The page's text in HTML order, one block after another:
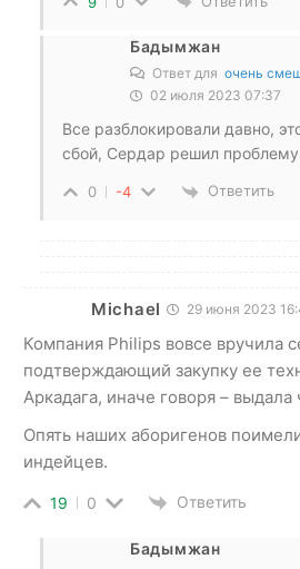
Бадымжан
Ответ для очень
02 июля 2023 07:37
Все разблокировали давно,
сбой, Сердар решил
0 -4 Ответить
Michael 29 июня 2023
Компания Philips вовсе вручила
подтверждающий закупку ее
Аркадага, иначе говоря – выдала
Опять наших аборигенов
индейцев.
19 0 Ответить
Бадымжан